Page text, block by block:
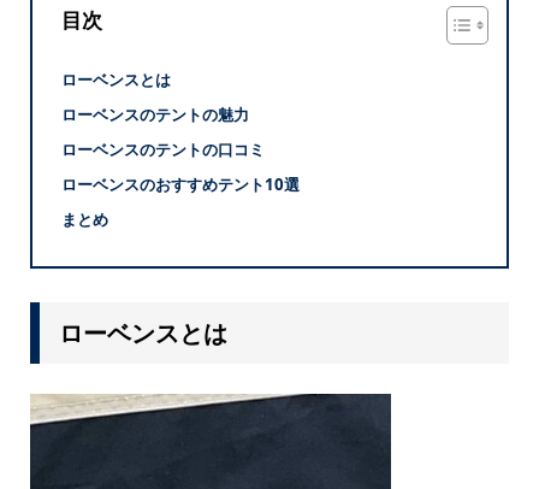
目次
ローベンスとは
ローベンスのテントの魅力
ローベンスのテントの口コミ
ローベンスのおすすめテント10選
まとめ
ローベンスとは